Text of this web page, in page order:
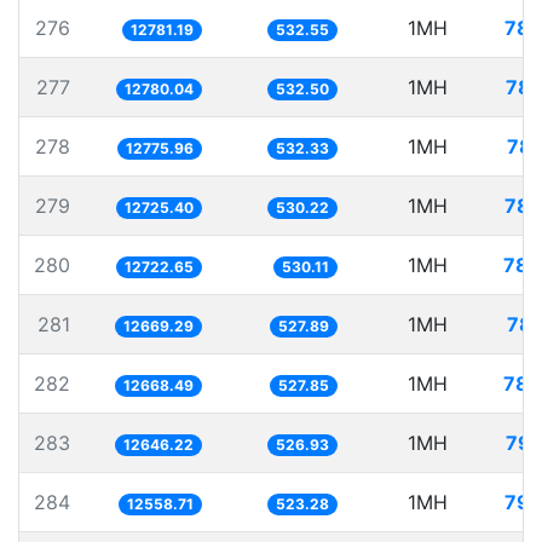
276 12781.19 532.55 1MH
277 12780.04 532.50 1MH
278 12775.96 532.33 1MH
279 12725.40 530.22 1MH
280 12722.65 530.11 1MH
281 12669.29 527.89 1MH
282 12668.49 527.85 1MH
283 12646.22 526.93 1MH
284 12558.71 523.28 1MH